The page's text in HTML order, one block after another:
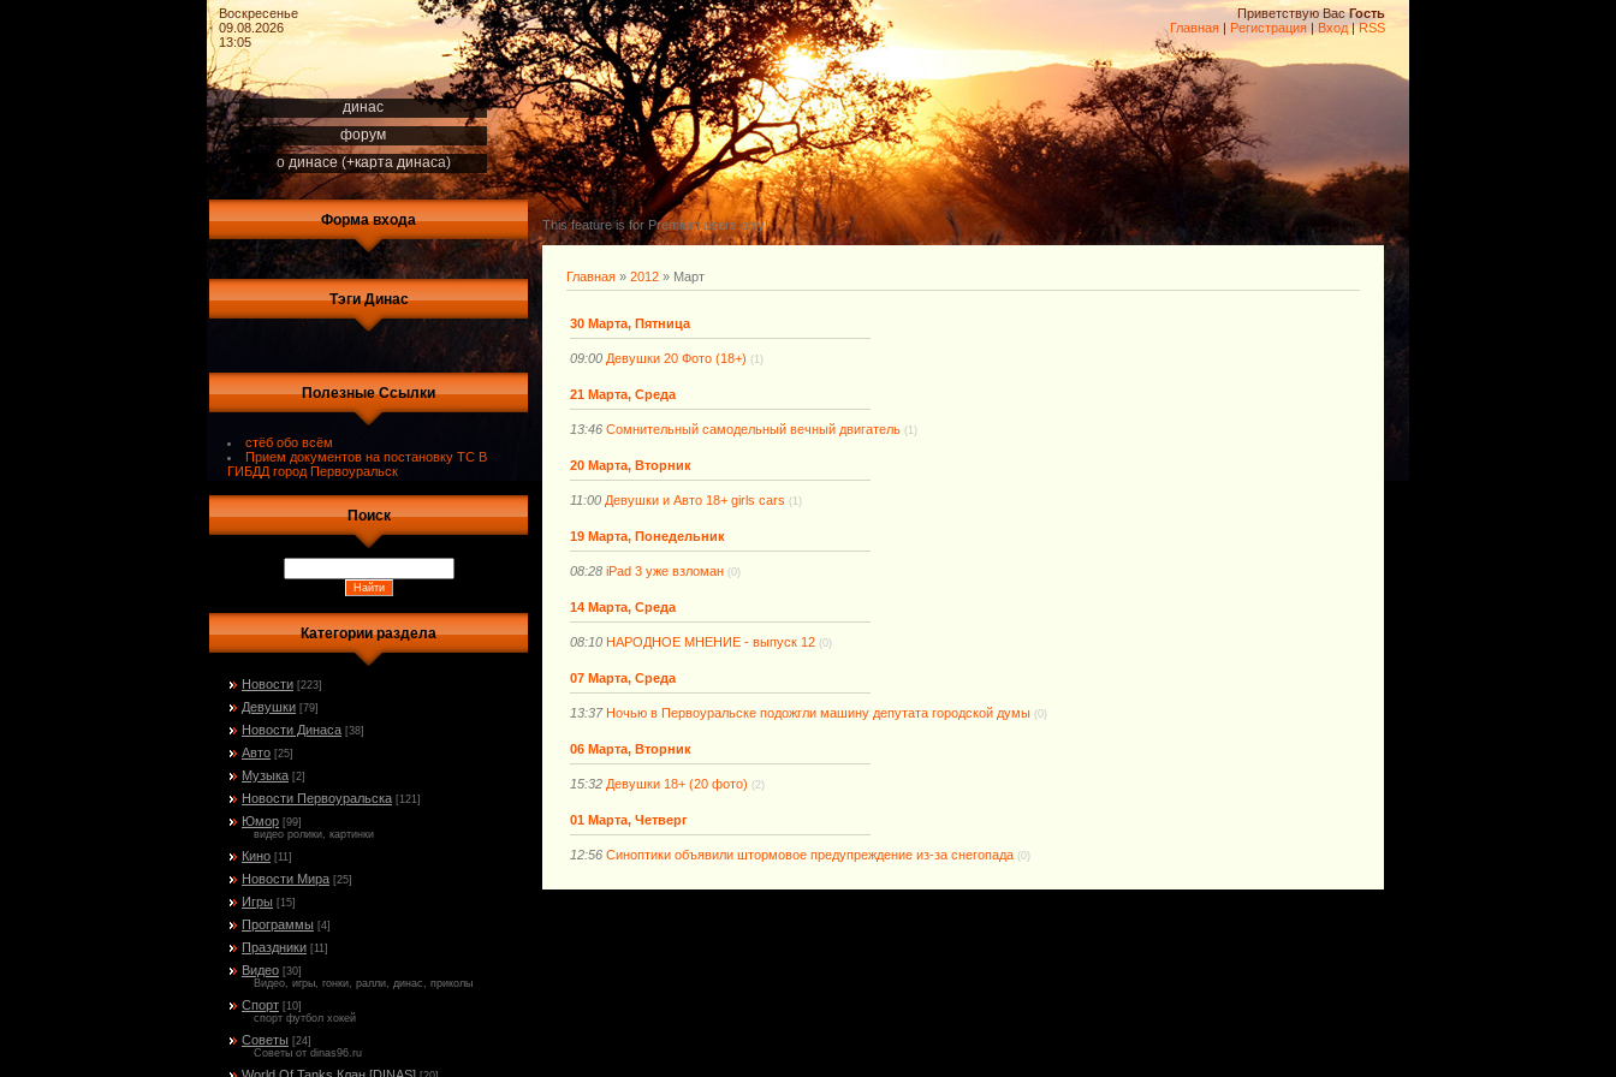
Воскресенье
09.08.2026
13:05
Приветствую Вас Гость
Главная | Регистрация | Вход|RSS
динас
форум
о динасе (+карта динаса)
Форма входа
Тэги Динас
Полезные Ссылки
стёб обо всём
Прием документов на постановку ТС В
ГИБДД город Первоуральск
Поиск
Категории раздела
Новости [223]
Девушки [79]
Новости Динаса [38]
Авто [25]
Музыка [2]
Новости Первоуральска [121]
Юмор [99]
видео ролики, картинки
Кино [11]
Новости Мира [25]
Игры [15]
Программы [4]
Праздники [11]
Видео [30]
Видео, игры, гонки, ралли, динас, приколы
Спорт [10]
спорт футбол хокей
Советы [24]
Советы от dinas96.ru
This feature is for Premium users only!
Главная » 2012 » Март
30 Марта, Пятница
09:00 Девушки 20 Фото (18+) (1)
21 Марта, Среда
13:46 Сомнительный самодельный вечный двигатель (1)
20 Марта, Вторник
11:00 Девушки и Авто 18+ girls cars (1)
19 Марта, Понедельник
08:28 iPad 3 уже взломан (0)
14 Марта, Среда
08:10 НАРОДНОЕ МНЕНИЕ - выпуск 12 (0)
07 Марта, Среда
13:37 Ночью в Первоуральске подожгли машину депутата городской думы (0)
06 Марта, Вторник
15:32 Девушки 18+ (20 фото) (2)
01 Марта, Четверг
12:56 Синоптики объявили штормовое предупреждение из-за снегопада (0)